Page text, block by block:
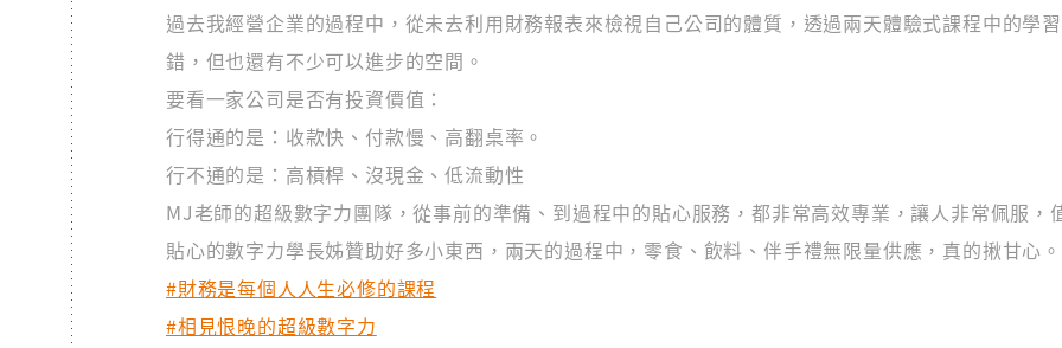
過去我經營企業的過程中，從未去利用財務報表來檢視自己公司的體質，透過兩天體驗式課程中的學
錯，但也還有不少可以進步的空間。
要看一家公司是否有投資價值：
行得通的是：收款快、付款慢、高翻桌率。
行不通的是：高槓桿、沒現金、低流動性
MJ老師的超級數字力團隊，從事前的準備、到過程中的貼心服務，都非常高效專業，讓人非常佩服，
貼心的數字力學長姊贊助好多小東西，兩天的過程中，零食、飲料、伴手禮無限量供應，真的揪甘心。
#財務是每個人人生必修的課程
#相見恨晚的超級數字力